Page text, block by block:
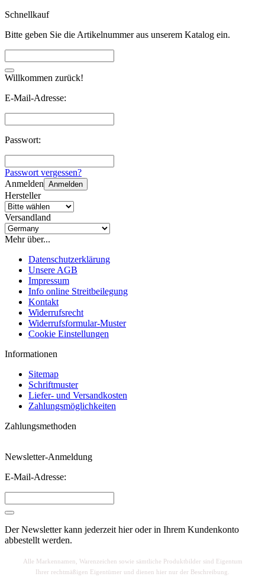
Schnellkauf
Bitte geben Sie die Artikelnummer aus unserem Katalog ein.
Willkommen zurück!
E-Mail-Adresse:
Passwort:
Passwort vergessen?
Anmelden Anmelden
Hersteller
Versandland
Mehr über...
Datenschutzerklärung
Unsere AGB
Impressum
Info online Streitbeilegung
Kontakt
Widerrufsrecht
Widerrufsformular-Muster
Cookie Einstellungen
Informationen
Sitemap
Schriftmuster
Liefer- und Versandkosten
Zahlungsmöglichkeiten
Zahlungsmethoden
Newsletter-Anmeldung
E-Mail-Adresse:
Der Newsletter kann jederzeit hier oder in Ihrem Kundenkonto
abbestellt werden.
Alle Markennamen, Warenzeichen sowie sämtliche Produktbilder sind Eigentum
Ihrer rechtmäßigen Eigentümer und dienen hier nur der Beschreibung.